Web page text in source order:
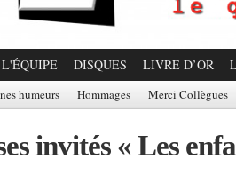
L'ÉQUIPE DISQUES LIVRE D’OR
humeurs Hommages Merci Collègues
invités « Les